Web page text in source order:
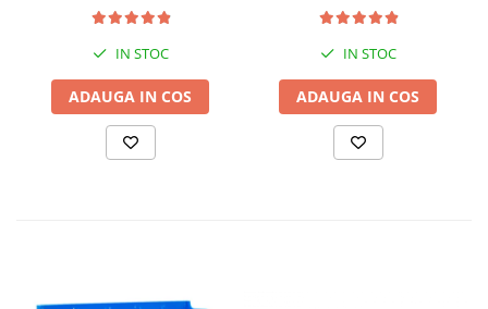
tensiune 380 / 220 V +
Automatizare trifazata
ATS12-3P
IN STOC
ADAUGA IN COS
IN STOC
ADAUGA IN COS